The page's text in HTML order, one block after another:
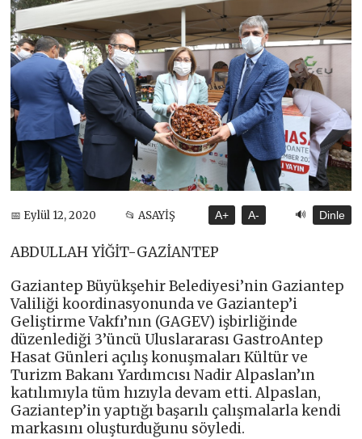
📅 Eylül 12, 2020 📂 ASAYİŞ A+ A- 🔊 Dinle
ABDULLAH YİĞİT-GAZİANTEP
Gaziantep Büyükşehir Belediyesi’nin Gaziantep
Valiliği koordinasyonunda ve Gaziantep’i
Geliştirme Vakfı’nın (GAGEV) işbirliğinde
düzenlediği 3’üncü Uluslararası GastroAntep
Hasat Günleri açılış konuşmaları Kültür ve
Turizm Bakanı Yardımcısı Nadir Alpaslan’ın
katılımıyla tüm hızıyla devam etti. Alpaslan,
Gaziantep’in yaptığı başarılı çalışmalarla kendi
markasını oluşturduğunu söyledi.